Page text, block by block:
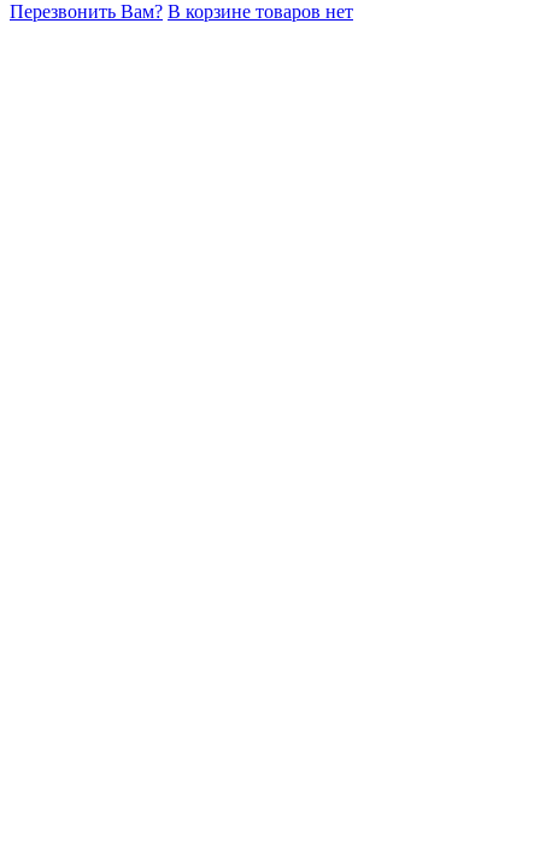
Перезвонить Вам? В корзине товаров нет